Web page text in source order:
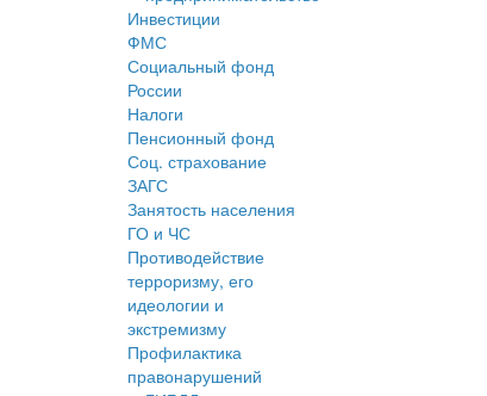
Инвестиции
ФМС
Социальный фонд
России
Налоги
Пенсионный фонд
Соц. страхование
ЗАГС
Занятость населения
ГО и ЧС
Противодействие
терроризму, его
идеологии и
экстремизму
Профилактика
правонарушений